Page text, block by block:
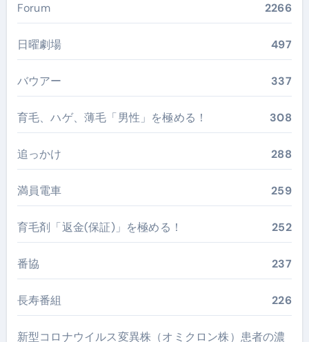
Forum 2266
日曜劇場 497
バウアー 337
育毛、ハゲ、薄毛「男性」を極める！ 308
追っかけ 288
満員電車 259
育毛剤「返金(保証)」を極める！ 252
番協 237
長寿番組 226
新型コロナウイルス変異株（オミクロン株）患者の濃